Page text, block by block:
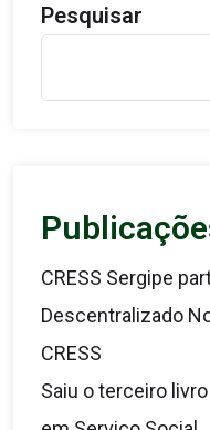
Pesquisar
CRESS Sergipe
Descentralizado
CRESS
Saiu o terceiro